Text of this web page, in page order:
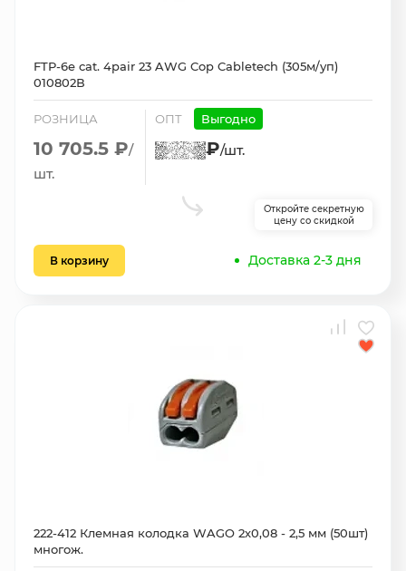
FTP-6e cat. 4pair 23 AWG Cop Cabletech (305м/уп)
010802В
РОЗНИЦА
10 705.5 ₽/
шт.
ОПТ Выгодно
₽/шт.
Откройте секретную
цену со скидкой
В корзину Доставка 2-3 дня
222-412 Клемная колодка WAGO 2х0,08 - 2,5 мм (50шт)
многож.